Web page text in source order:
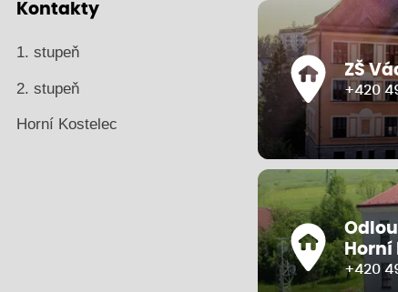
Kontakty
1. stupeň
2. stupeň
Horní Kostelec
ZŠ
+420
Horní
+420